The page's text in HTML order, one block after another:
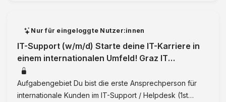
Nur für eingeloggte Nutzer:innen
IT-Support (w/m/d) Starte deine IT-Karriere in
einem internationalen Umfeld! Graz IT
Infrastructure
Aufgabengebiet Du bist die erste Ansprechperson für
internationale Kunden im IT-Support / Helpdesk (1st